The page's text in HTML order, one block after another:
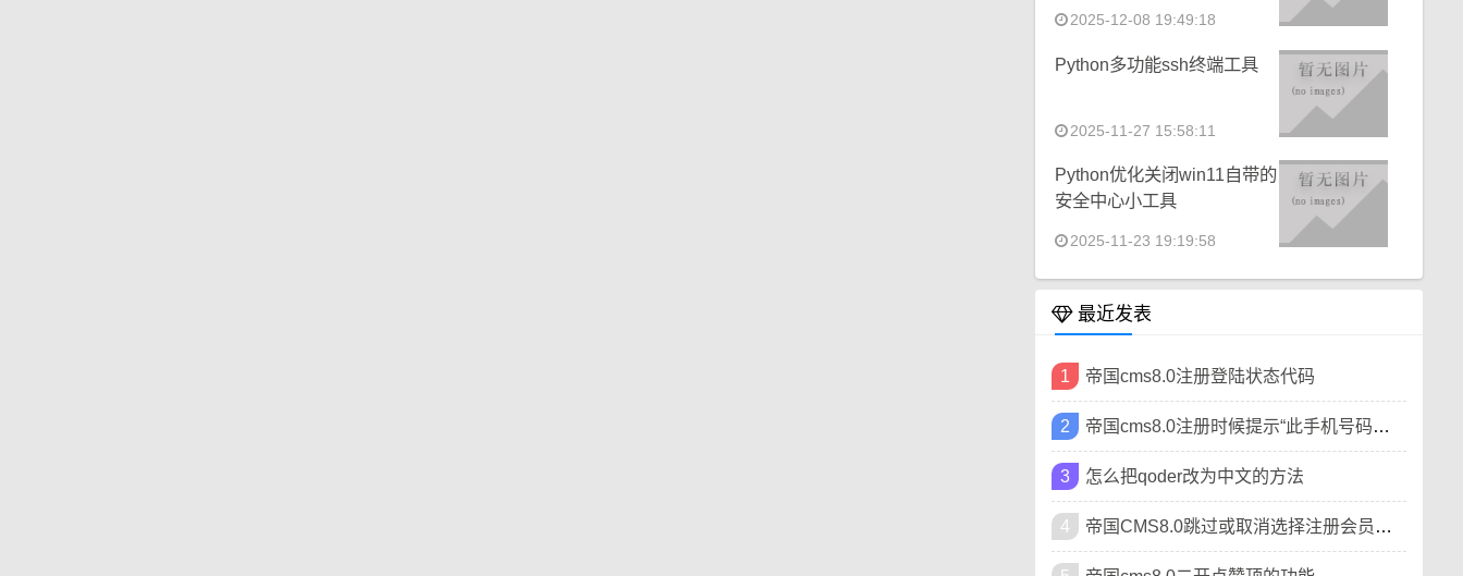
2025-12-08 19:49:18
Python多功能ssh终端工具
2025-11-27 15:58:11
Python优化关闭win11自带的
安全中心小工具
2025-11-23 19:19:58
最近发表
1 帝国cms8.0注册登陆状态代码
2 帝国cms8.0注册时候提示“此手机号码已被注册”
3 怎么把qoder改为中文的方法
4 帝国CMS8.0跳过或取消选择注册会员类型方法